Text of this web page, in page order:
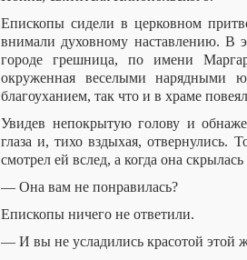
Епископы сидели в церковном
внимали духовному наставлению. В
городе грешница, по имени
окруженная веселыми нарядными
благоуханием, так что и в храме
Увидев непокрытую голову и
глаза и, тихо вздыхая,
смотрел ей вслед, а когда она
— Она вам не понравилась?
Епископы ничего не ответили.
— И вы не усладились красотой